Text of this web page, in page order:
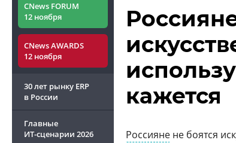
CNews FORUM
12 ноября
CNews AWARDS
12 ноября
30 лет рынку ERP
в России
Главные
ИТ-сценарии 2026
кажется
Россияне не боятся